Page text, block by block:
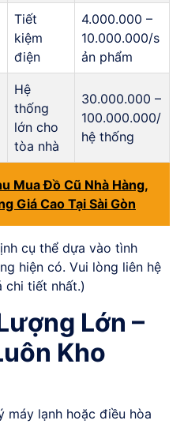
Tiết
kiệm
điện
4.000.000 –
10.000.000/s
ản phẩm
Hệ
thống
lớn cho
tòa nhà
30.000.000 –
100.000.000/
hệ thống
Mua Đồ Cũ Nhà Hàng,
Giá Cao Tại Sài Gòn
cụ thể dựa vào tình
hiện có. Vui lòng liên hệ
chi tiết nhất.)
Lớn –
Kho
máy lạnh hoặc điều hòa